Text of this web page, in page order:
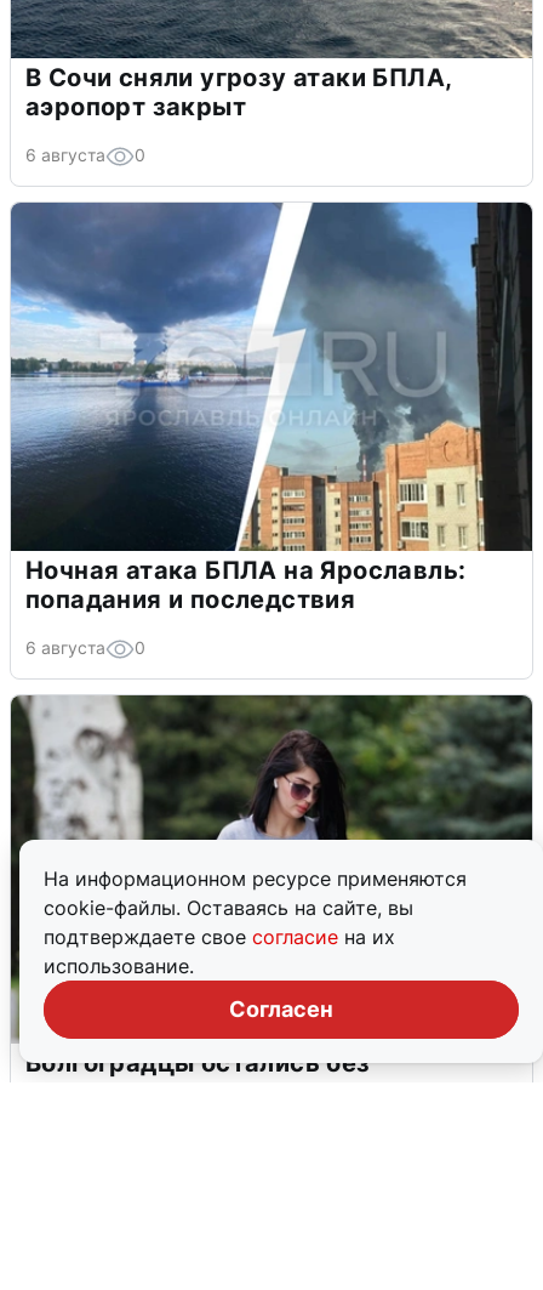
На информационном ресурсе применяются
cookie-файлы. Оставаясь на сайте, вы
подтверждаете свое согласие на их
использование.
Согласен
В Сочи сняли угрозу атаки БПЛА,
аэропорт закрыт
6 августа 0
Ночная атака БПЛА на Ярославль:
попадания и последствия
6 августа 0
Волгоградцы остались без